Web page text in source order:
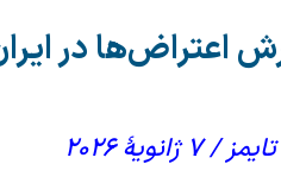
اعتراض‌ها در
۲۰۲۶